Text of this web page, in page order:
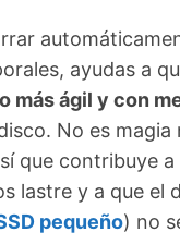
ayudas a
más ágil y con
No es magia
que contribuye
lastre y a que el
pequeño) no